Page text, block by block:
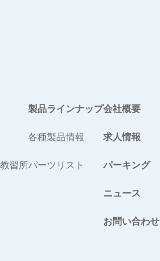
習所
製品ラインナップ
各種製品情報
パーツリスト
会社概要
求人情報
パーキング
ニュース
お問い合わせ